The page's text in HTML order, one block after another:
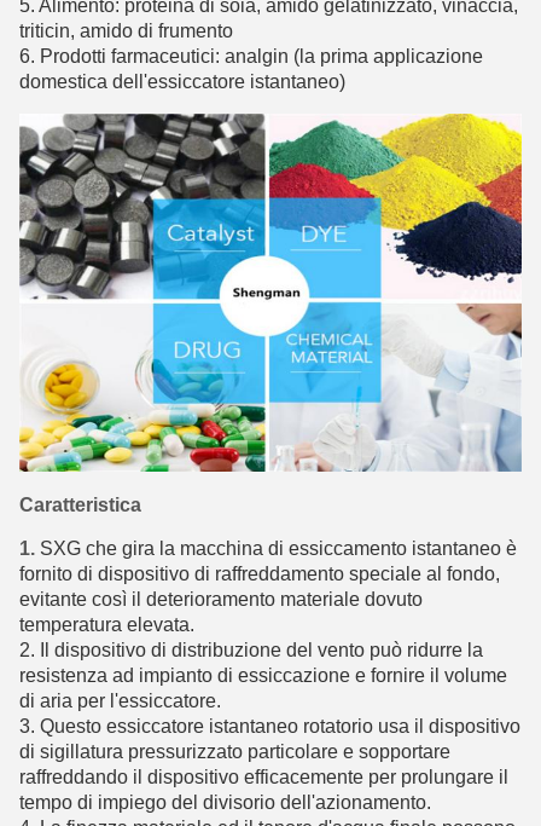
5. Alimento: proteina di soia, amido gelatinizzato, vinaccia,
triticin, amido di frumento
6. Prodotti farmaceutici: analgin (la prima applicazione
domestica dell'essiccatore istantaneo)
Caratteristica
1. SXG che gira la macchina di essiccamento istantaneo è
fornito di dispositivo di raffreddamento speciale al fondo,
evitante così il deterioramento materiale dovuto
temperatura elevata.
2. Il dispositivo di distribuzione del vento può ridurre la
resistenza ad impianto di essiccazione e fornire il volume
di aria per l'essiccatore.
3. Questo essiccatore istantaneo rotatorio usa il dispositivo
di sigillatura pressurizzato particolare e sopportare
raffreddando il dispositivo efficacemente per prolungare il
tempo di impiego del divisorio dell'azionamento.